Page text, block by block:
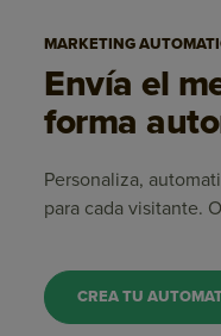
MARKETING
Envía el
forma
Personaliza,
para cada visitante.
CREA TU